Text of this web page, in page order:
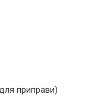
приправи)